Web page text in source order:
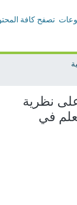
تصفح كافة
نظرية
في